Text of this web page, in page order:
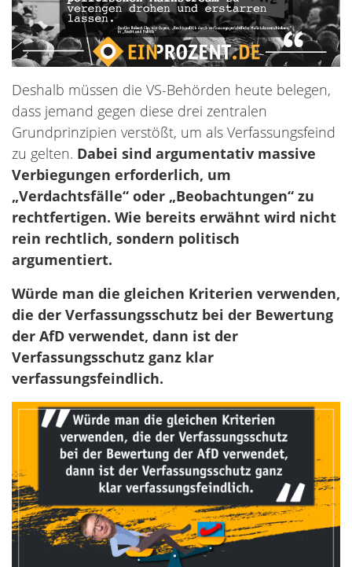
Deshalb müssen die VS-Behörden heute belegen,
dass jemand gegen diese drei zentralen
Grundprinzipien verstößt, um als Verfassungsfeind
zu gelten. Dabei sind argumentativ massive
Verbiegungen erforderlich, um
„Verdachtsfälle“ oder „Beobachtungen“ zu
rechtfertigen. Wie bereits erwähnt wird nicht
rein rechtlich, sondern politisch
argumentiert.
Würde man die gleichen Kriterien verwenden,
die der Verfassungsschutz bei der Bewertung
der AfD verwendet, dann ist der
Verfassungsschutz ganz klar
verfassungsfeindlich.